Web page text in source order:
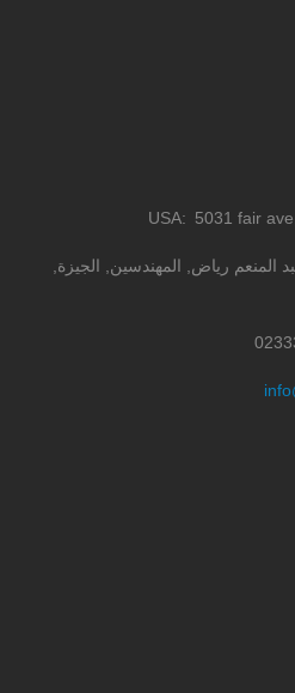
USA 5031 fair
عبد المنعم رياض, المهندسين, الجيزة,